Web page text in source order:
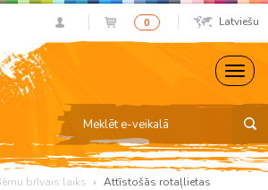
0 Latviešu
brīvais laiks Attīstošās rotaļlietas